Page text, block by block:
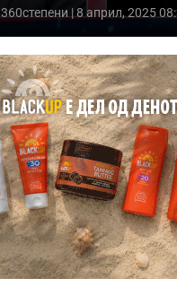
360степени | 8 април, 2025